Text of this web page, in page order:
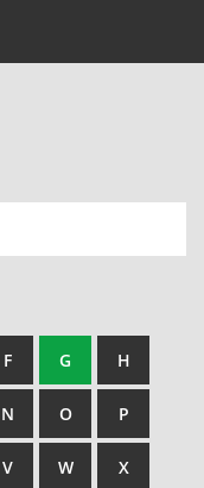
F G H
N O P
V W X